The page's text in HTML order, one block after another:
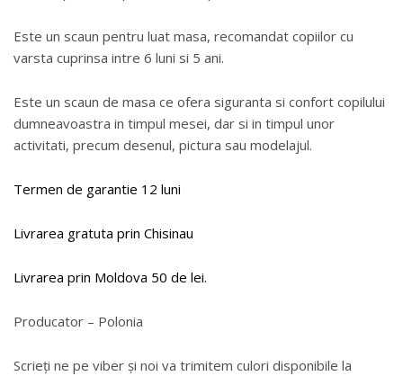
Este un scaun pentru luat masa, recomandat copiilor cu
varsta cuprinsa intre 6 luni si 5 ani.
Este un scaun de masa ce ofera siguranta si confort copilului
dumneavoastra in timpul mesei, dar si in timpul unor
activitati, precum desenul, pictura sau modelajul.
Termen de garantie 12 luni
Livrarea gratuta prin Chisinau
Livrarea prin Moldova 50 de lei.
Producator – Polonia
Scrieți ne pe viber și noi va trimitem culori disponibile la